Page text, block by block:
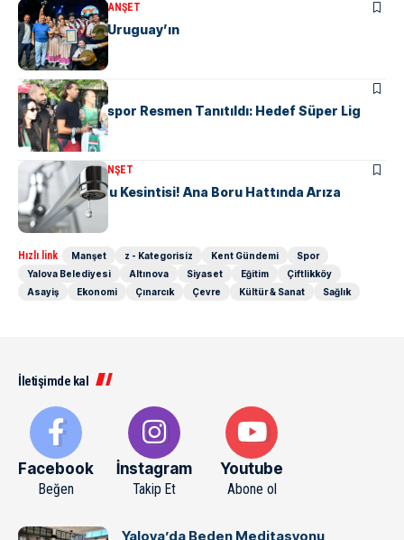
KÜLTÜR & SANAT MANŞET
Altın Karanfil Uruguay’ın
MANŞETSPOR
Yalova Haremspor Resmen Tanıtıldı: Hedef Süper Lig
KENT GÜNDEMIMANŞET
6 Mahallede Su Kesintisi! Ana Boru Hattında Arıza
Hızlı link Manşet z - Kategorisiz Kent Gündemi
Spor
Yalova Belediyesi
Altınova Siyaset Eğitim
Çiftlikköy
Asayiş
Ekonomi Çınarcık Çevre Kültür & Sanat Sağlık
İletişimde kal
Facebook
Beğen
İnstagram
Takip Et
Youtube
Abone ol
Yalova’da Beden Meditasyonu